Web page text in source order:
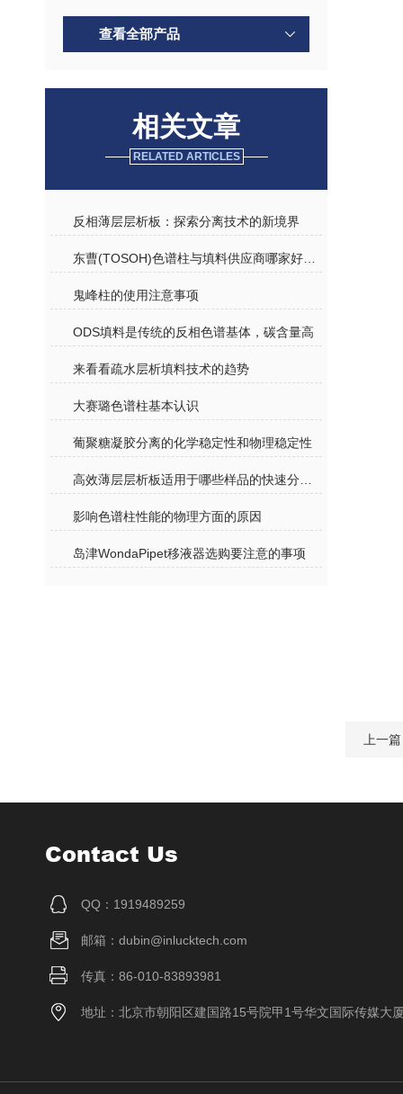
查看全部产品
相关文章
RELATED ARTICLES
反相薄层层析板：探索分离技术的新境界
鬼峰柱的使用注意事项
ODS填料是传统的反相色谱基体，碳含量高
来看看疏水层析填料技术的趋势
大赛璐色谱柱基本认识
葡聚糖凝胶分离的化学稳定性和物理稳定性
影响色谱柱性能的物理方面的原因
岛津WondaPipet移液器选购要注意的事项
上一
Contact Us
QQ：1919489259
邮箱：dubin@inlucktech.com
传真：86-010-83893981
地址：北京市朝阳区建国路15号院甲1号华文国际传媒大